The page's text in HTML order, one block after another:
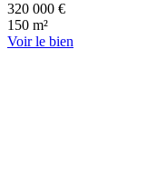
320 000 €
150 m²
Voir le bien